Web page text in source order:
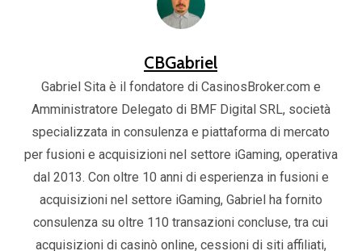
CBGabriel
Gabriel Sita è il fondatore di CasinosBroker.com e
Amministratore Delegato di BMF Digital SRL, società
specializzata in consulenza e piattaforma di mercato
per fusioni e acquisizioni nel settore iGaming, operativa
dal 2013. Con oltre 10 anni di esperienza in fusioni e
acquisizioni nel settore iGaming, Gabriel ha fornito
consulenza su oltre 110 transazioni concluse, tra cui
acquisizioni di casinò online, cessioni di siti affiliati,